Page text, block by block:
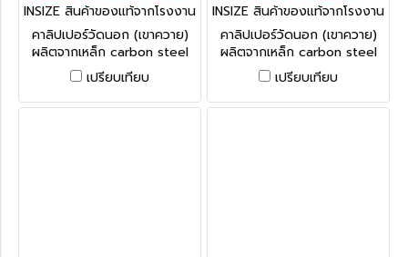
INSIZE สินค้าของแท้จากโรงงาน
ผู้ผลิต 7241-250
คาลิปเปอร์วัดนอก (เขาควาย)
ผลิตจากเหล็ก carbon steel
INSIZE Outside Caliper 7241
series
เปรียบเทียบ
INSIZE สินค้าของแท้จากโรงงาน
ผู้ผลิต 7241-200
คาลิปเปอร์วัดนอก (เขาควาย)
ผลิตจากเหล็ก carbon steel
INSIZE Outside Caliper 7241
series
เปรียบเทียบ